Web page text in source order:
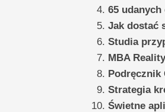
65
Jak dostać
Studia
MBA
Podręcznik
Strategia
Świetne